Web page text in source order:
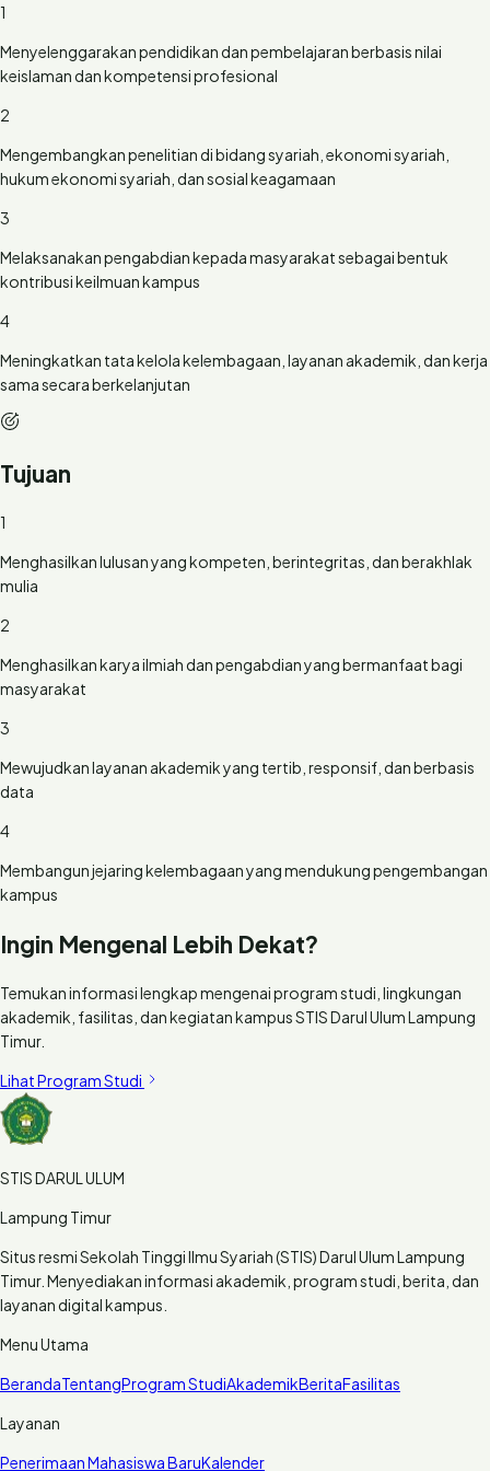
1
Menyelenggarakan pendidikan dan pembelajaran berbasis nilai
keislaman dan kompetensi profesional
2
Mengembangkan penelitian di bidang syariah, ekonomi syariah,
hukum ekonomi syariah, dan sosial keagamaan
3
Melaksanakan pengabdian kepada masyarakat sebagai bentuk
kontribusi keilmuan kampus
4
Meningkatkan tata kelola kelembagaan, layanan akademik, dan kerja
sama secara berkelanjutan
Tujuan
1
Menghasilkan lulusan yang kompeten, berintegritas, dan berakhlak
mulia
2
Menghasilkan karya ilmiah dan pengabdian yang bermanfaat bagi
masyarakat
3
Mewujudkan layanan akademik yang tertib, responsif, dan berbasis
data
4
Membangun jejaring kelembagaan yang mendukung pengembangan
kampus
Ingin Mengenal Lebih Dekat?
Temukan informasi lengkap mengenai program studi, lingkungan
akademik, fasilitas, dan kegiatan kampus STIS Darul Ulum Lampung
Timur.
Lihat Program Studi
STIS DARUL ULUM
Lampung Timur
Situs resmi Sekolah Tinggi Ilmu Syariah (STIS) Darul Ulum Lampung
Timur. Menyediakan informasi akademik, program studi, berita, dan
layanan digital kampus.
Menu Utama
BerandaTentangProgram StudiAkademikBeritaFasilitas
Layanan
Penerimaan Mahasiswa BaruKalender